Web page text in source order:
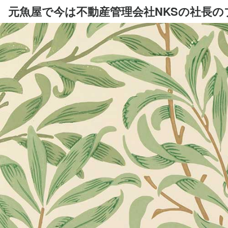
元魚屋で今は不動産管理会社NKSの社長